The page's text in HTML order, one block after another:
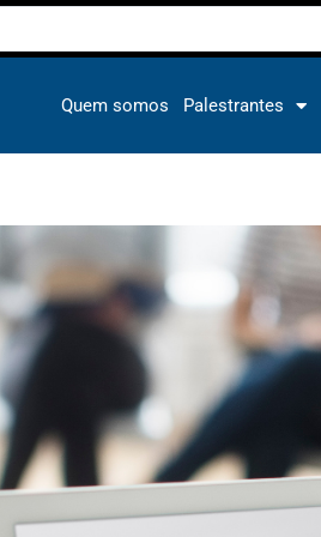
Quem somos Palestrantes